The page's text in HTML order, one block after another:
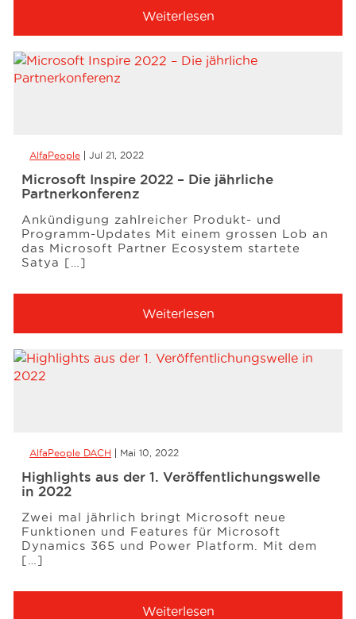
Weiterlesen
AlfaPeople Jul 21, 2022
Microsoft Inspire 2022 – Die jährliche
Partnerkonferenz
Ankündigung zahlreicher Produkt- und
Programm-Updates Mit einem grossen Lob an
das Microsoft Partner Ecosystem startete
Satya […]
Weiterlesen
AlfaPeople DACH Mai 10, 2022
Highlights aus der 1. Veröffentlichungswelle
in 2022
Zwei mal jährlich bringt Microsoft neue
Funktionen und Features für Microsoft
Dynamics 365 und Power Platform. Mit dem
[…]
Weiterlesen